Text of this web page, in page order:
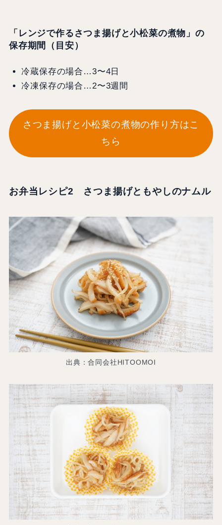
「レンジで作るさつま揚げと小松菜の煮物」の
保存期間（目安）
冷蔵保存の場合…3〜4日
冷凍保存の場合…2〜3週間
さつま揚げと小松菜の煮物の作り方はこ
ちら
お弁当レシピ2 さつま揚げともやしのナムル
出典：合同会社HITOOMOI